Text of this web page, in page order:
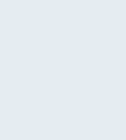
1760
1803-